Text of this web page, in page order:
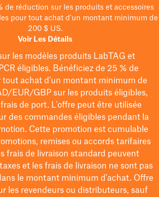
de réduction sur les produits et accessoires
pour tout achat d'un montant minimum de
200 $ US.
Voir Les Détails
les modèles produits LabTAG et
éligibles. Bénéficiez de 25 % de
tout achat d'un montant minimum de
EUR/GBPsur les produits éligibles,
de port. L'offre peut être utilisée
des commandes éligibles pendant la
Cette promotion est cumulable
remises ou accords tarifaires
frais de livraison standard peuvent
et les frais de livraison ne sont pas
le montant minimum d'achat. Offre
les revendeurs ou distributeurs, sauf